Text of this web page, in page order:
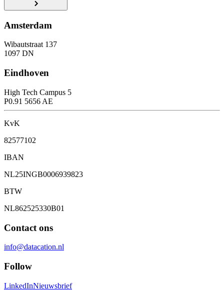
Amsterdam
Wibautstraat 137
1097 DN
Eindhoven
High Tech Campus 5
P0.91 5656 AE
KvK
82577102
IBAN
NL25INGB0006939823
BTW
NL862525330B01
Contact ons
info@datacation.nl
Follow
LinkedInNieuwsbrief